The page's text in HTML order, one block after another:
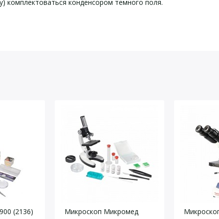
комплектоваться конденсором темного поля.
(2136)
Микроскоп Микромед